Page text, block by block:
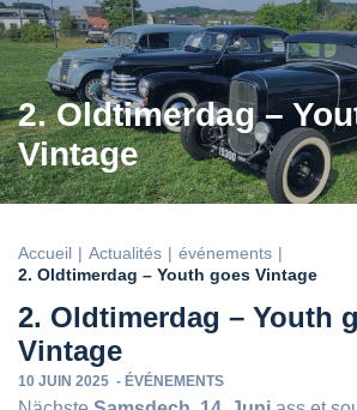
2. Oldtimerdag –
Vintage
Accueil Actualités
événements
2. Oldtimerdag – Youth goes Vintage
2. Oldtimerdag – Youth
Vintage
10 JUIN 2025 - ÉVÉNEMENTS